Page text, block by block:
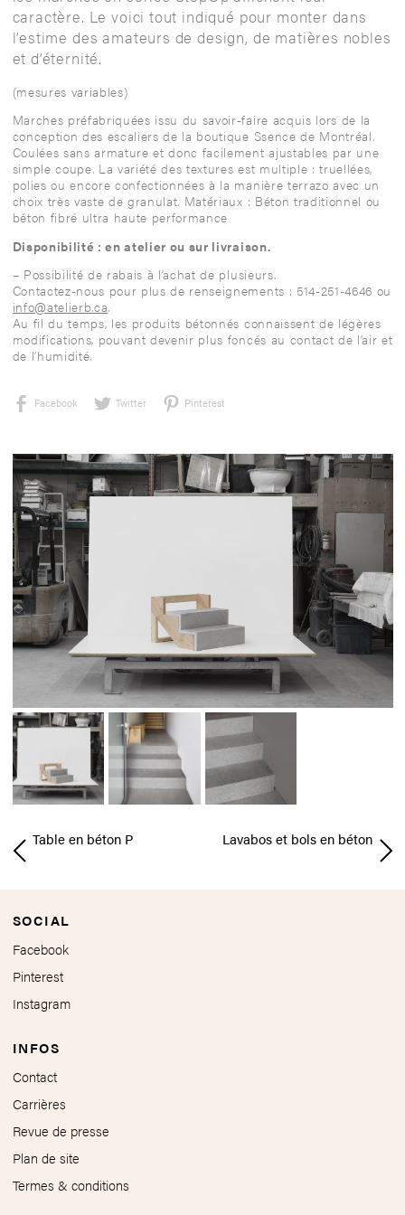
Table en béton P
caractère. Le voici tout indiqué pour monter dans
l’estime des amateurs de design, de matières nobles
et d’éternité.
(mesures variables)
Marches préfabriquées issu du savoir-faire acquis lors de la
conception des escaliers de la boutique Ssence de Montréal.
Coulées sans armature et donc facilement ajustables par une
simple coupe. La variété des textures est multiple : truellées,
polies ou encore confectionnées à la manière terrazo avec un
choix très vaste de granulat. Matériaux : Béton traditionnel ou
béton fibré ultra haute performance
Disponibilité : en atelier ou sur livraison.
– Possibilité de rabais à l’achat de plusieurs.
Contactez-nous pour plus de renseignements : 514-251-4646 ou
info@atelierb.ca.
Au fil du temps, les produits bétonnés connaissent de légères
modifications, pouvant devenir plus foncés au contact de l’air et
de l’humidité.
Facebook Twitter Pinterest
Lavabos et bols en béton
SOCIAL
Facebook
Pinterest
Instagram
INFOS
Contact
Carrières
Revue de presse
Plan de site
Termes & conditions